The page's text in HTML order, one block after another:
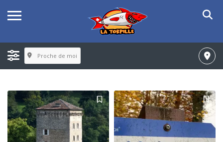
Proche de moi